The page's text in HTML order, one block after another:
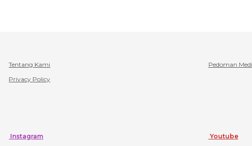
Tentang Kami
Pedoman
Privacy Policy
Instagram Youtube